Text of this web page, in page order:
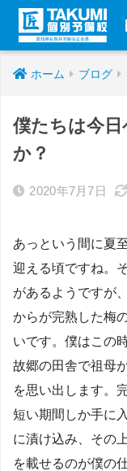
ホーム ブログ
僕たちは今
か？
2020年7月7日
あっという間に夏
迎える頃ですね。
があるようですが
からが完熟した梅
いです。僕はこの
故郷の田舎で祖母
を思い出します。
短い期間しか手に
に漬け込み、その
を載せるのが僕の